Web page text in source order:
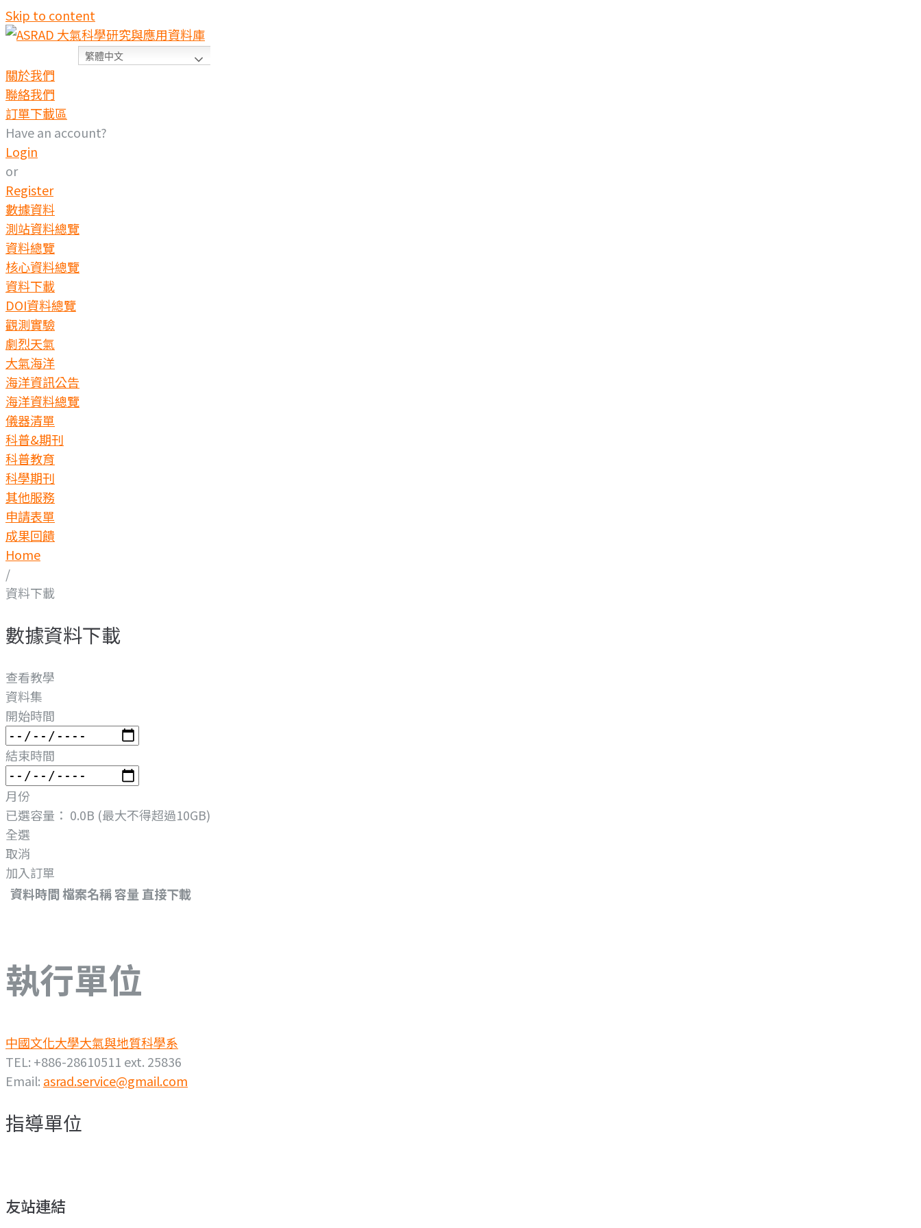
Skip to content
繁體中文
關於我們
聯絡我們
訂單下載區
Have an account?
Login
or
Register
數據資料
測站資料總覽
資料總覽
核心資料總覽
資料下載
DOI資料總覽
觀測實驗
劇烈天氣
大氣海洋
海洋資訊公告
海洋資料總覽
儀器清單
科普&期刊
科普教育
科學期刊
其他服務
申請表單
成果回饋
Home
/
資料下載
數據資料下載
查看教學
資料集
開始時間
結束時間
月份
已選容量： 0.0B (最大不得超過10GB)
全選
取消
加入訂單
資料時間檔案名稱容量直接下載
執行單位
中國文化大學大氣與地質科學系
TEL: +886-28610511 ext. 25836
Email: asrad.service@gmail.com
指導單位
友站連結